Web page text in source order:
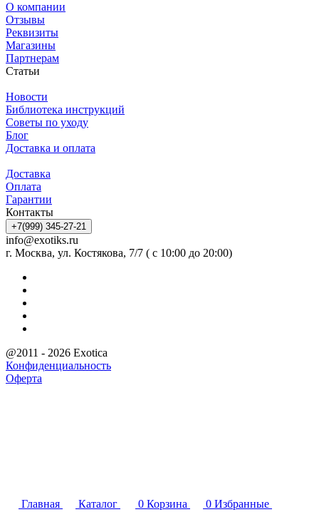
О компании
Отзывы
Реквизиты
Магазины
Партнерам
Статьи
Новости
Библиотека инструкций
Советы по уходу
Блог
Доставка и оплата
Доставка
Оплата
Гарантии
Контакты
+7(999) 345-27-21
info@exotiks.ru
г. Москва, ул. Костякова, 7/7 ( с 10:00 до 20:00)
@2011 - 2026 Exotica
Конфиденциальность
Оферта
Главная Каталог 0 Корзина 0 Избранные